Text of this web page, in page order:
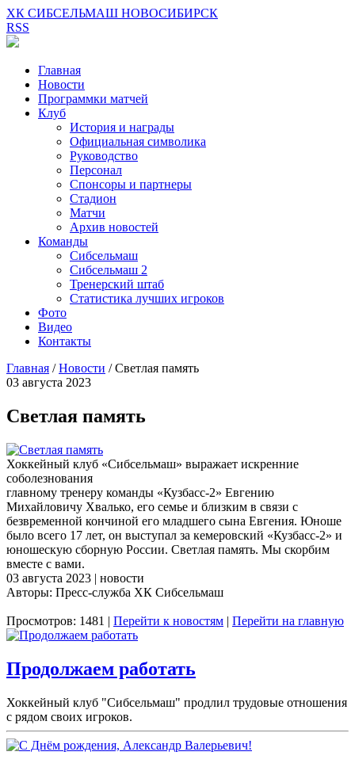
ХК СИБСЕЛЬМАШ НОВОСИБИРСК
RSS
Главная
Новости
Программки матчей
Клуб
История и награды
Официальная символика
Руководство
Персонал
Спонсоры и партнеры
Стадион
Матчи
Архив новостей
Команды
Сибсельмаш
Сибсельмаш 2
Тренерский штаб
Статистика лучших игроков
Фото
Видео
Контакты
Главная /Новости /Светлая память
03 августа 2023
Светлая память
Хоккейный клуб «Сибсельмаш» выражает искренние
соболезнования
главному тренеру команды «Кузбасс-2» Евгению
Михайловичу Хвалько, его семье и близким в связи с
безвременной кончиной его младшего сына Евгения. Юноше
было всего 17 лет, он выступал за кемеровский «Кузбасс-2» и
юношескую сборную России. Светлая память. Мы скорбим
вместе с вами.
03 августа 2023 | новости
Авторы: Пресс-служба ХК Сибсельмаш
Просмотров: 1481 | Перейти к новостям | Перейти на главную
Продолжаем работать
Хоккейный клуб "Сибсельмаш" продлил трудовые отношения
с рядом своих игроков.